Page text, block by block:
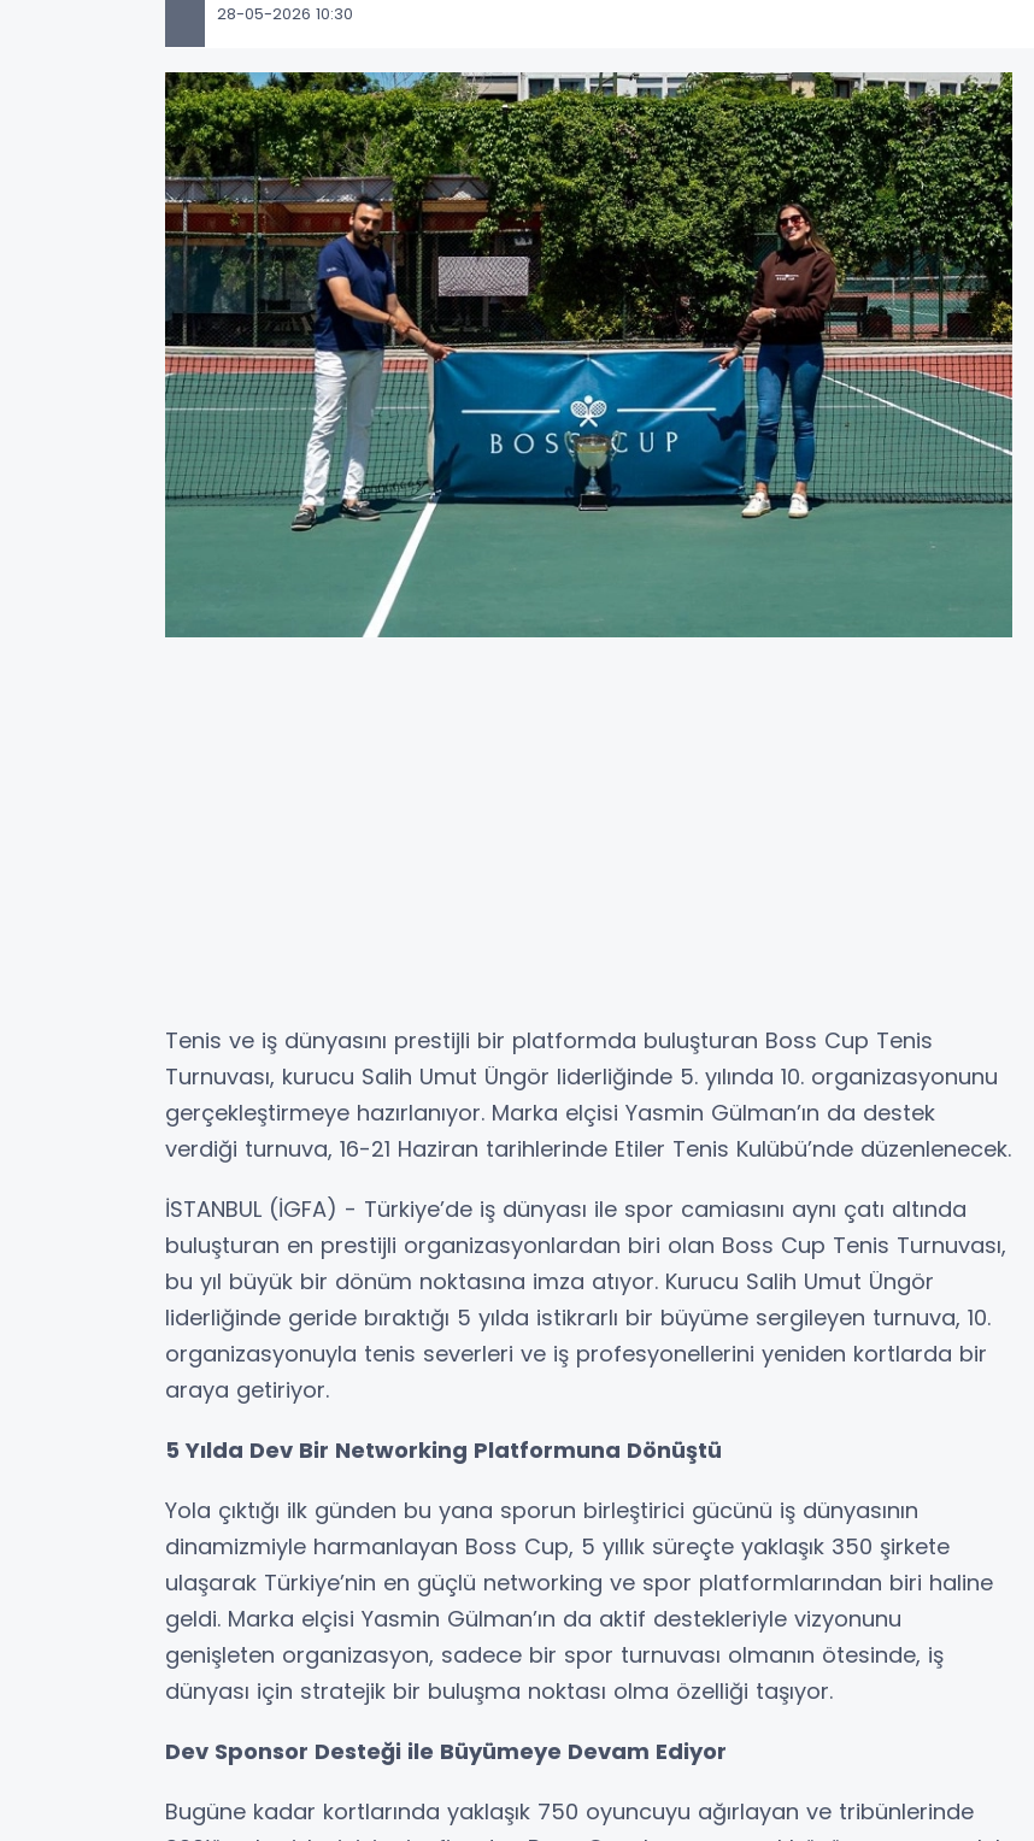
28-05-2026 10:30
Tenis ve iş dünyasını prestijli bir platformda buluşturan Boss Cup Tenis
Turnuvası, kurucu Salih Umut Üngör liderliğinde 5. yılında 10. organizasyonunu
gerçekleştirmeye hazırlanıyor. Marka elçisi Yasmin Gülman’ın da destek
verdiği turnuva, 16-21 Haziran tarihlerinde Etiler Tenis Kulübü’nde düzenlenecek.
İSTANBUL (İGFA) - Türkiye’de iş dünyası ile spor camiasını aynı çatı altında
buluşturan en prestijli organizasyonlardan biri olan Boss Cup Tenis Turnuvası,
bu yıl büyük bir dönüm noktasına imza atıyor. Kurucu Salih Umut Üngör
liderliğinde geride bıraktığı 5 yılda istikrarlı bir büyüme sergileyen turnuva, 10.
organizasyonuyla tenis severleri ve iş profesyonellerini yeniden kortlarda bir
araya getiriyor.
5 Yılda Dev Bir Networking Platformuna Dönüştü
Yola çıktığı ilk günden bu yana sporun birleştirici gücünü iş dünyasının
dinamizmiyle harmanlayan Boss Cup, 5 yıllık süreçte yaklaşık 350 şirkete
ulaşarak Türkiye’nin en güçlü networking ve spor platformlarından biri haline
geldi. Marka elçisi Yasmin Gülman’ın da aktif destekleriyle vizyonunu
genişleten organizasyon, sadece bir spor turnuvası olmanın ötesinde, iş
dünyası için stratejik bir buluşma noktası olma özelliği taşıyor.
Dev Sponsor Desteği ile Büyümeye Devam Ediyor
Bugüne kadar kortlarında yaklaşık 750 oyuncuyu ağırlayan ve tribünlerinde